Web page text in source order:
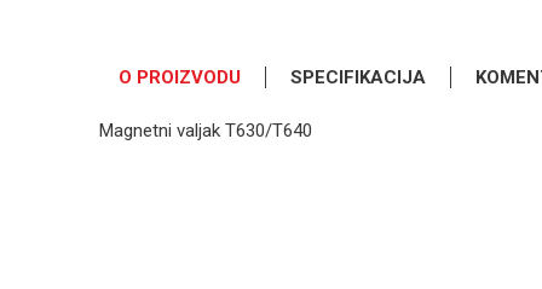
O PROIZVODU SPECIFIKACIJA
Magnetni valjak T630/T640